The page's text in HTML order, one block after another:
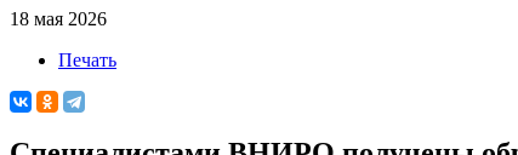
18 мая 2026
Печать